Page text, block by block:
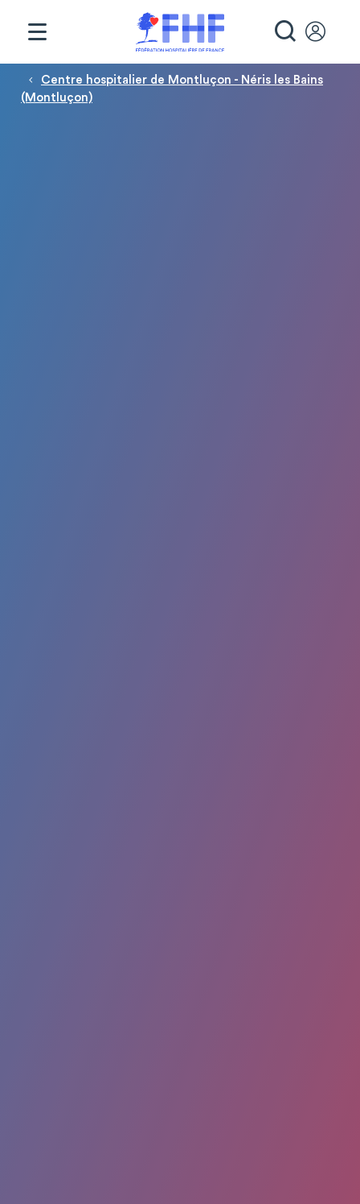
Fil d'Ariane
Centre hospitalier de Montluçon - Néris les Bains
(Montluçon)
Panneau de gestion des cookies